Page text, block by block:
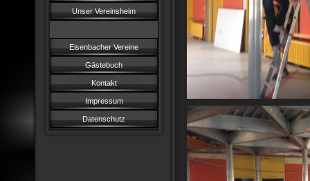
Unser Vereinsheim
Eisenbacher Vereine
Gästebuch
Kontakt
Impressum
Datenschutz